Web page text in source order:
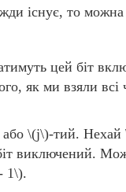
існує, то
цей біт
як ми взяли всі
\(j\)-тий. Нехай
виключений.
1\).